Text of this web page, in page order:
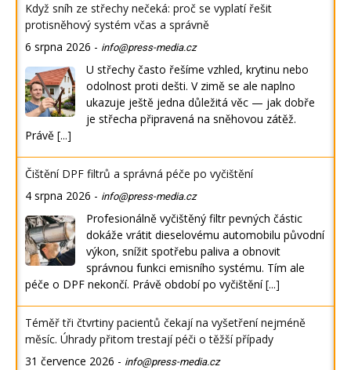
Když sníh ze střechy nečeká: proč se vyplatí řešit
protisněhový systém včas a správně
6 srpna 2026 - info@press-media.cz
U střechy často řešíme vzhled, krytinu nebo
odolnost proti dešti. V zimě se ale naplno
ukazuje ještě jedna důležitá věc — jak dobře
je střecha připravená na sněhovou zátěž.
Právě [...]
Čištění DPF filtrů a správná péče po vyčištění
4 srpna 2026 - info@press-media.cz
Profesionálně vyčištěný filtr pevných částic
dokáže vrátit dieselovému automobilu původní
výkon, snížit spotřebu paliva a obnovit
správnou funkci emisního systému. Tím ale
péče o DPF nekončí. Právě období po vyčištění[...]
Téměř tři čtvrtiny pacientů čekají na vyšetření nejméně
měsíc. Úhrady přitom trestají péči o těžší případy
31 července 2026 - info@press-media.cz